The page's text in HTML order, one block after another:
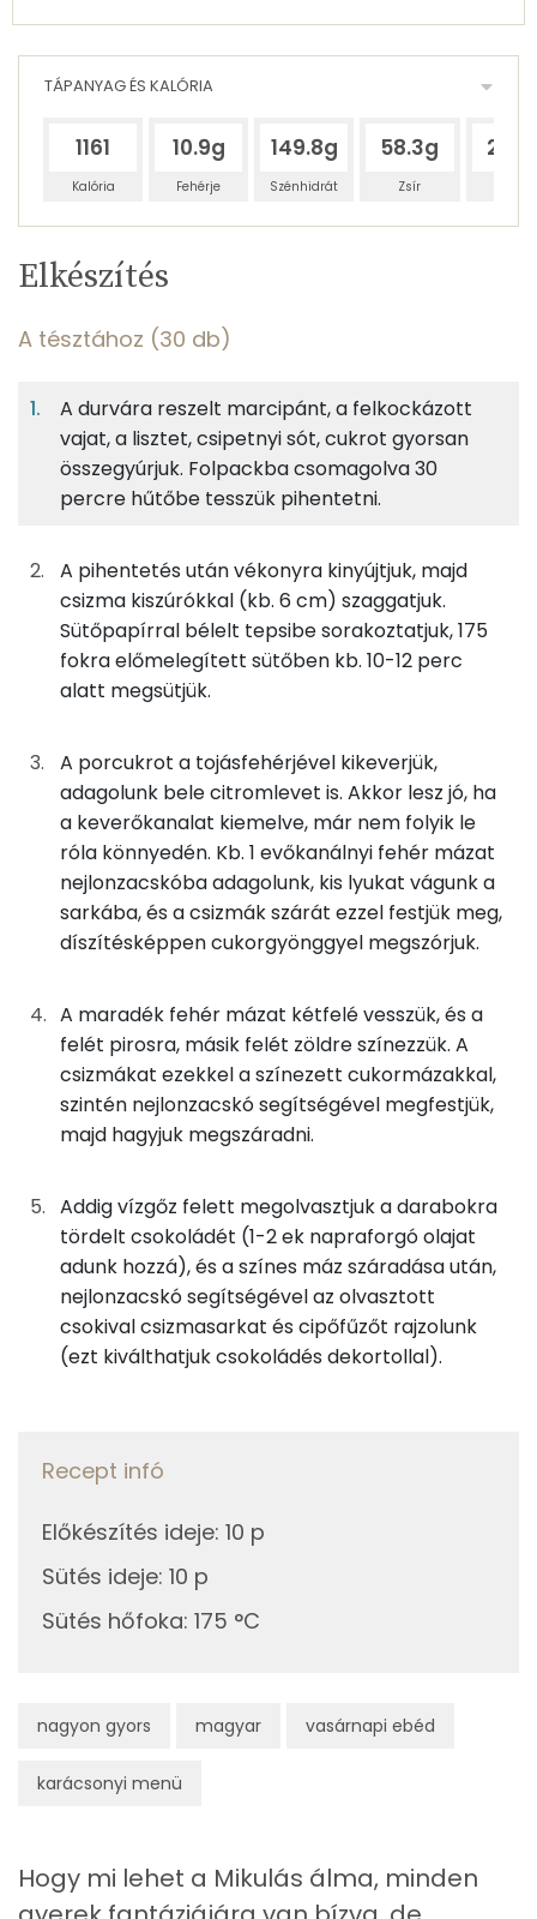
nagyon gyors magyar vasárnapi ebéd
karácsonyi menü
TÁPANYAG ÉS KALÓRIA
1161
Kalória
10.9g
Fehérje
149.8g
Szénhidrát
58.3g
Zsír
Egy
adagban
5%
A tésztához (30 db)
25gmarcipán
20gcukor
77 kcal
0g só
0 kcal
A színes cukormázhoz
10gtojásfehérje
5 kcal
50g
porcukor
194 kcal
0gcitromlé
0 kcal
0gételfesték
0 kcal
3g cukorgyöngy
10 kcal
25g
étcsokoládé
137 kcal
Összesen 1161 kcal
TÁPANYAGTARTALOM
5%
Fehérje
61%
Szénhidrát
24%
Zsír
10%
Víz
TOP ásványi anyagok
Foszfor
Magnézium
Kálcium
Szelén
TOP vitaminok
Kolin:
E vitamin:
A vitamin (RAE):
Retinol - A vitamin:
Összesen 10.9 g
Zsír
Összesen
58.3 g
Egyszeresen telítetlen zsírsav:
Koleszterin
Kálcium
37 mg
Elkészítés
A tésztához (30 db)
A durvára reszelt marcipánt, a felkockázott
vajat, a lisztet, csipetnyi sót, cukrot gyorsan
összegyúrjuk. Folpackba csomagolva 30
percre hűtőbe tesszük pihentetni.
A pihentetés után vékonyra kinyújtjuk, majd
csizma kiszúrókkal (kb. 6 cm) szaggatjuk.
Sütőpapírral bélelt tepsibe sorakoztatjuk, 175
fokra előmelegített sütőben kb. 10-12 perc
alatt megsütjük.
A porcukrot a tojásfehérjével kikeverjük,
adagolunk bele citromlevet is. Akkor lesz jó, ha
a keverőkanalat kiemelve, már nem folyik le
róla könnyedén. Kb. 1 evőkanálnyi fehér mázat
nejlonzacskóba adagolunk, kis lyukat vágunk a
sarkába, és a csizmák szárát ezzel festjük meg,
díszítésképpen cukorgyönggyel megszórjuk.
A maradék fehér mázat kétfelé vesszük, és a
felét pirosra, másik felét zöldre színezzük. A
csizmákat ezekkel a színezett cukormázakkal,
szintén nejlonzacskó segítségével megfestjük,
majd hagyjuk megszáradni.
Addig vízgőz felett megolvasztjuk a darabokra
tördelt csokoládét (1-2 ek napraforgó olajat
adunk hozzá), és a színes máz száradása után,
nejlonzacskó segítségével az olvasztott
csokival csizmasarkat és cipőfűzőt rajzolunk
(ezt kiválthatjuk csokoládés dekortollal).
Recept infó
Előkészítés ideje: 10 p
Sütés ideje: 10 p
Sütés hőfoka: 175 °C
Hogy mi lehet a Mikulás álma, minden